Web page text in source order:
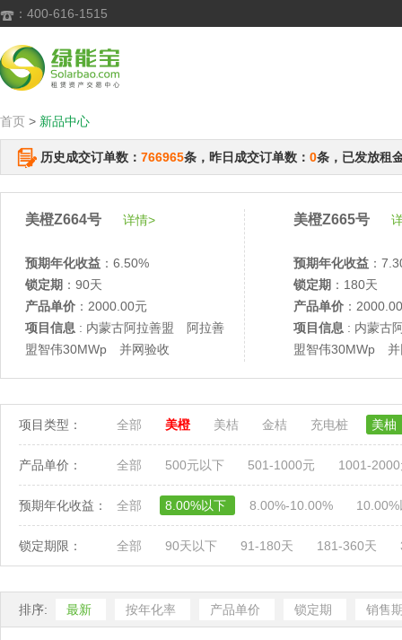
 ：400-616-1515
首页 > 新品中心
历史成交订单数： 766965条，昨日成交订单数： 0条，已发放租
美橙Z664号 详情>
预期年化收益 ：6.50%
锁定期 ：90天
产品单价 ：2000.00元
项目信息 : 内蒙古阿拉善盟 阿拉善
盟智伟30MWp 并网验收
美橙Z665号
预期年化收益 ：
锁定期 ：180天
产品单价 ：
项目信息 : 内蒙古
盟智伟30MWp 并
项目类型： 全部 美橙 美桔 金桔 充电桩 美柚
产品单价： 全部 500元以下 501-1000元 1001-
预期年化收益： 全部 8.00%以下 8.00%-10.00%
锁定期限： 全部 90天以下 91-180天 181-360天
排序: 最新 按年化率 产品单价 锁定期 销售